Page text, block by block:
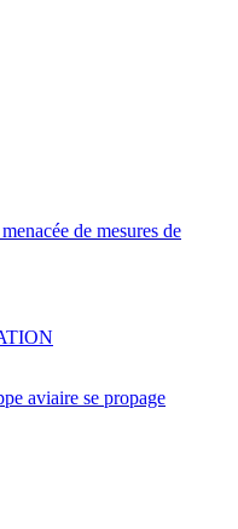
de mesures de
aviaire se propage